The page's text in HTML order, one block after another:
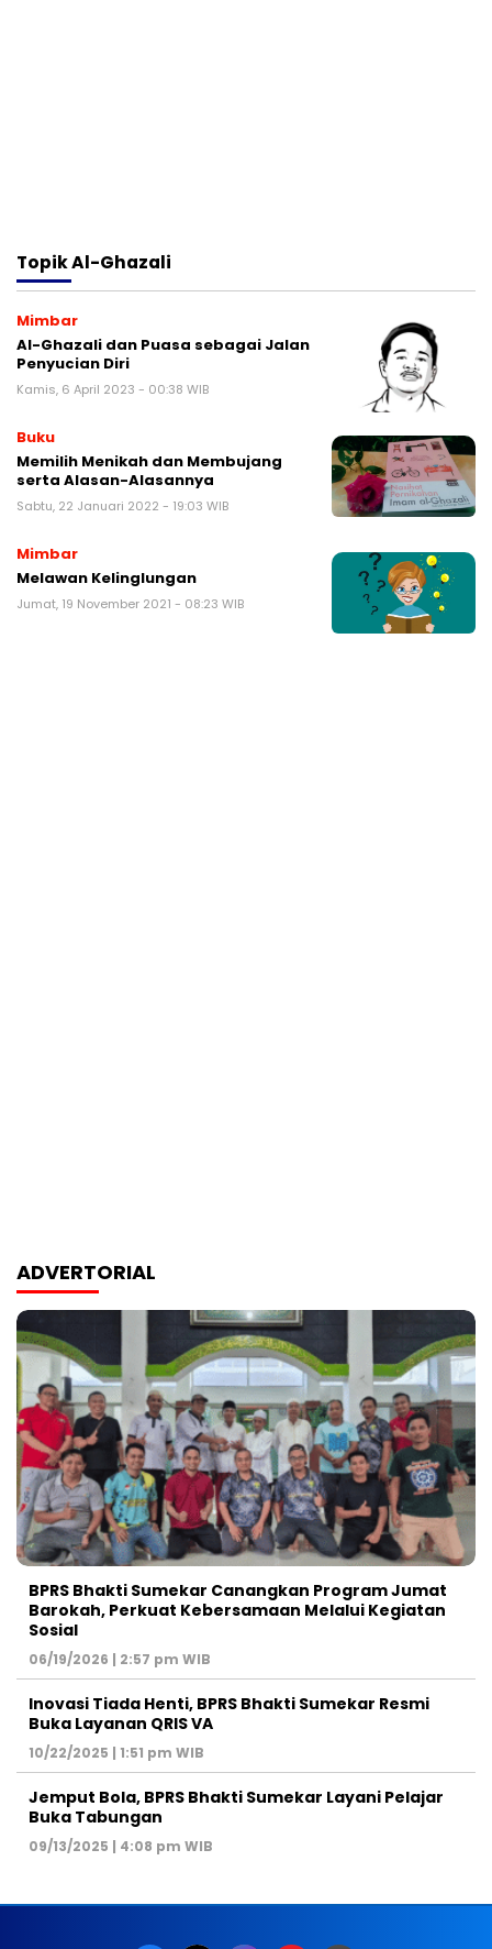
TopikAl-Ghazali
Mimbar
Al-Ghazali dan Puasa sebagai Jalan
Penyucian Diri
Kamis, 6 April 2023 - 00:38 WIB
Buku
Memilih Menikah dan Membujang
serta Alasan-Alasannya
Sabtu, 22 Januari 2022 - 19:03 WIB
Mimbar
Melawan Kelinglungan
Jumat, 19 November 2021 - 08:23 WIB
ADVERTORIAL
BPRS Bhakti Sumekar Canangkan Program Jumat
Barokah, Perkuat Kebersamaan Melalui Kegiatan
Sosial
06/19/2026 | 2:57 pm WIB
Inovasi Tiada Henti, BPRS Bhakti Sumekar Resmi
Buka Layanan QRIS VA
10/22/2025 | 1:51 pm WIB
Jemput Bola, BPRS Bhakti Sumekar Layani Pelajar
Buka Tabungan
09/13/2025 | 4:08 pm WIB